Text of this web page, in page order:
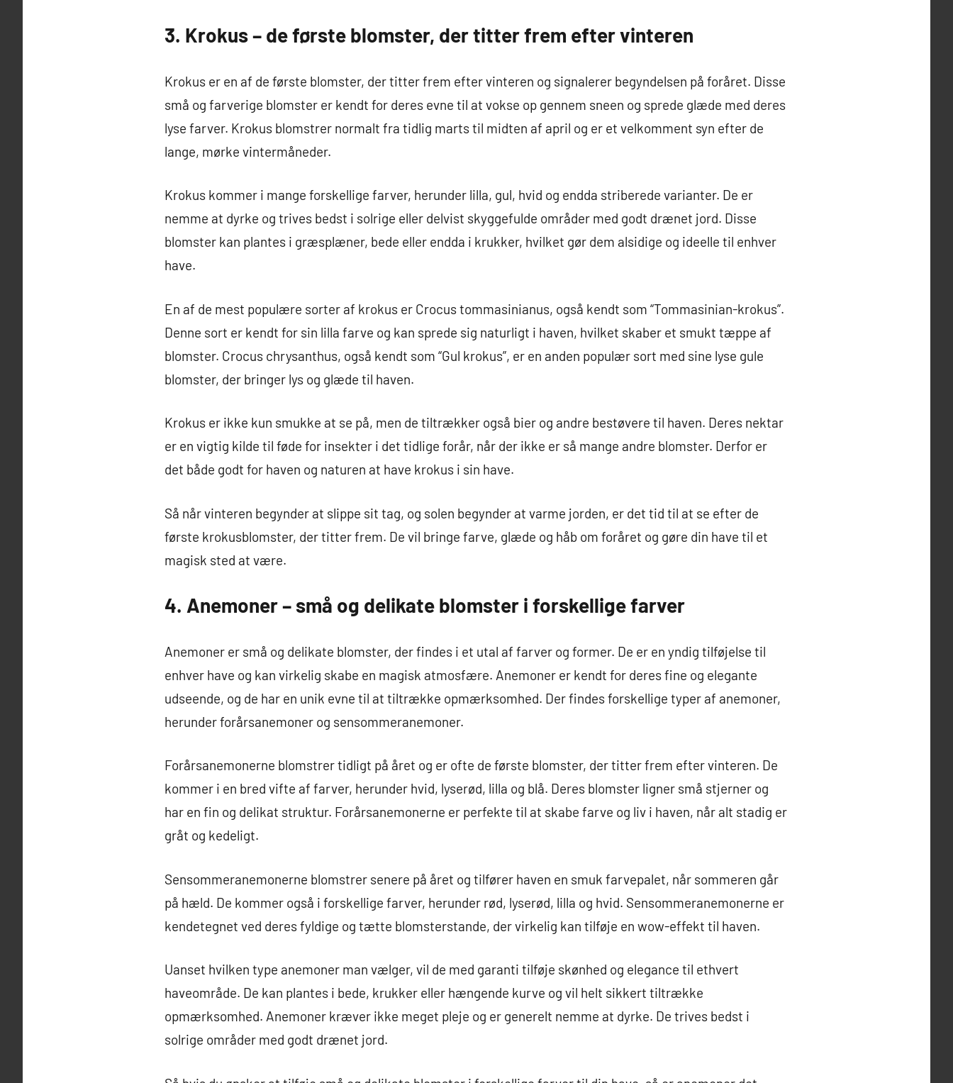
3. Krokus – de første blomster, der titter frem efter vinteren
Krokus er en af de første blomster, der titter frem efter vinteren og signalerer begyndelsen på foråret. Disse
små og farverige blomster er kendt for deres evne til at vokse op gennem sneen og sprede glæde med deres
lyse farver. Krokus blomstrer normalt fra tidlig marts til midten af april og er et velkomment syn efter de
lange, mørke vintermåneder.
Krokus kommer i mange forskellige farver, herunder lilla, gul, hvid og endda striberede varianter. De er
nemme at dyrke og trives bedst i solrige eller delvist skyggefulde områder med godt drænet jord. Disse
blomster kan plantes i græsplæner, bede eller endda i krukker, hvilket gør dem alsidige og ideelle til enhver
have.
En af de mest populære sorter af krokus er Crocus tommasinianus, også kendt som “Tommasinian-krokus”.
Denne sort er kendt for sin lilla farve og kan sprede sig naturligt i haven, hvilket skaber et smukt tæppe af
blomster. Crocus chrysanthus, også kendt som “Gul krokus”, er en anden populær sort med sine lyse gule
blomster, der bringer lys og glæde til haven.
Krokus er ikke kun smukke at se på, men de tiltrækker også bier og andre bestøvere til haven. Deres nektar
er en vigtig kilde til føde for insekter i det tidlige forår, når der ikke er så mange andre blomster. Derfor er
det både godt for haven og naturen at have krokus i sin have.
Så når vinteren begynder at slippe sit tag, og solen begynder at varme jorden, er det tid til at se efter de
første krokusblomster, der titter frem. De vil bringe farve, glæde og håb om foråret og gøre din have til et
magisk sted at være.
4. Anemoner – små og delikate blomster i forskellige farver
Anemoner er små og delikate blomster, der findes i et utal af farver og former. De er en yndig tilføjelse til
enhver have og kan virkelig skabe en magisk atmosfære. Anemoner er kendt for deres fine og elegante
udseende, og de har en unik evne til at tiltrække opmærksomhed. Der findes forskellige typer af anemoner,
herunder forårsanemoner og sensommeranemoner.
Forårsanemonerne blomstrer tidligt på året og er ofte de første blomster, der titter frem efter vinteren. De
kommer i en bred vifte af farver, herunder hvid, lyserød, lilla og blå. Deres blomster ligner små stjerner og
har en fin og delikat struktur. Forårsanemonerne er perfekte til at skabe farve og liv i haven, når alt stadig er
gråt og kedeligt.
Sensommeranemonerne blomstrer senere på året og tilfører haven en smuk farvepalet, når sommeren går
på hæld. De kommer også i forskellige farver, herunder rød, lyserød, lilla og hvid. Sensommeranemonerne er
kendetegnet ved deres fyldige og tætte blomsterstande, der virkelig kan tilføje en wow-effekt til haven.
Uanset hvilken type anemoner man vælger, vil de med garanti tilføje skønhed og elegance til ethvert
haveområde. De kan plantes i bede, krukker eller hængende kurve og vil helt sikkert tiltrække
opmærksomhed. Anemoner kræver ikke meget pleje og er generelt nemme at dyrke. De trives bedst i
solrige områder med godt drænet jord.